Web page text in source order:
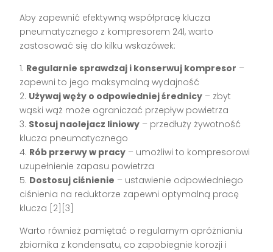
Aby zapewnić efektywną współpracę klucza
pneumatycznego z kompresorem 24l, warto
zastosować się do kilku wskazówek:
1. Regularnie sprawdzaj i konserwuj kompresor –
zapewni to jego maksymalną wydajność
2. Używaj węży o odpowiedniej średnicy – zbyt
wąski wąż może ograniczać przepływ powietrza
3. Stosuj naolejacz liniowy – przedłuży żywotność
klucza pneumatycznego
4. Rób przerwy w pracy – umożliwi to kompresorowi
uzupełnienie zapasu powietrza
5. Dostosuj ciśnienie – ustawienie odpowiedniego
ciśnienia na reduktorze zapewni optymalną pracę
klucza [2][3]
Warto również pamiętać o regularnym opróżnianiu
zbiornika z kondensatu, co zapobiegnie korozji i